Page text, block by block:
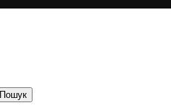
Пошук